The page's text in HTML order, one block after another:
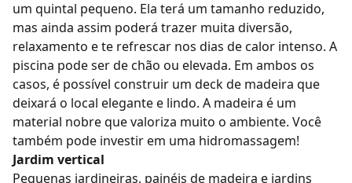
um quintal pequeno. Ela terá um tamanho reduzido,
mas ainda assim poderá trazer muita diversão,
relaxamento e te refrescar nos dias de calor intenso. A
piscina pode ser de chão ou elevada. Em ambos os
casos, é possível construir um deck de madeira que
deixará o local elegante e lindo. A madeira é um
material nobre que valoriza muito o ambiente. Você
também pode investir em uma hidromassagem!
Jardim vertical
Pequenas jardineiras, painéis de madeira e jardins